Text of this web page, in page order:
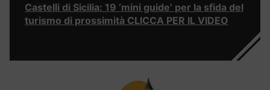
Castelli di Sicilia: 19 ‘mini guide’ per la sfida del
turismo di prossimità CLICCA PER IL VIDEO